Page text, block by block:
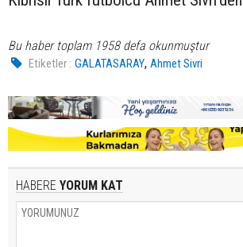
Bu haber toplam 1958 defa okunmuştur
Etiketler : GALATASARAY,Ahmet Sivri
HABERE YORUM KAT